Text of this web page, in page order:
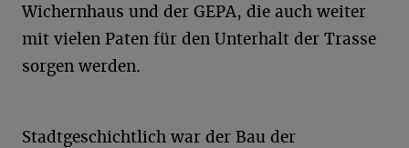
Wichernhaus und der GEPA, die auch weiter
mit vielen Paten für den Unterhalt der Trasse
sorgen werden.
Stadtgeschichtlich war der Bau der